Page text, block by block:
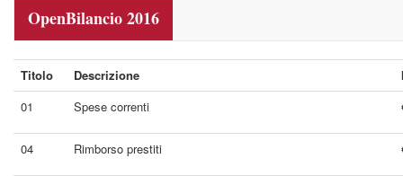
OpenBilancio 2016
Titolo Descrizione
01
Spese correnti
04 Rimborso prestiti